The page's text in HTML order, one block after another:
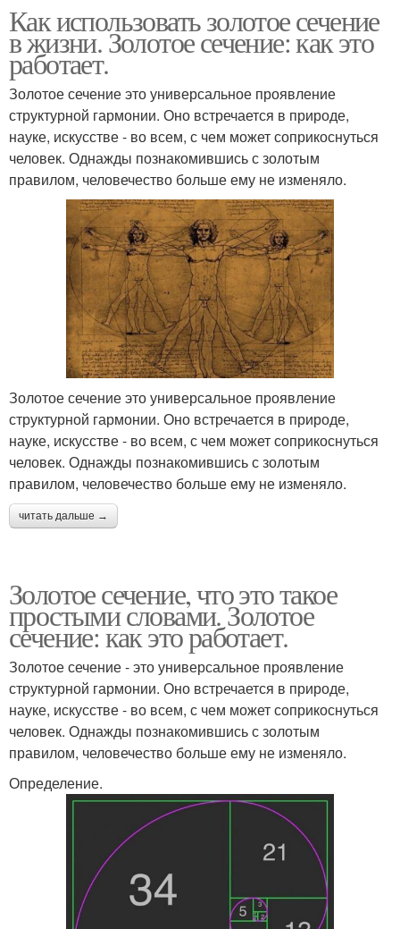
Как использовать золотое сечение
в жизни. Золотое сечение: как это
работает.
Золотое сечение это универсальное проявление
структурной гармонии. Оно встречается в природе,
науке, искусстве - во всем, с чем может соприкоснуться
человек. Однажды познакомившись с золотым
правилом, человечество больше ему не изменяло.
Золотое сечение это универсальное проявление
структурной гармонии. Оно встречается в природе,
науке, искусстве - во всем, с чем может соприкоснуться
человек. Однажды познакомившись с золотым
правилом, человечество больше ему не изменяло.
читать дальше →
Золотое сечение, что это такое
простыми словами. Золотое
сечение: как это работает.
Золотое сечение - это универсальное проявление
структурной гармонии. Оно встречается в природе,
науке, искусстве - во всем, с чем может соприкоснуться
человек. Однажды познакомившись с золотым
правилом, человечество больше ему не изменяло.
Определение.